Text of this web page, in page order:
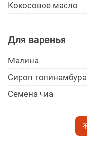
Кокосовое масло
Для варенья
Малина
Сироп топинамбура
Семена чиа